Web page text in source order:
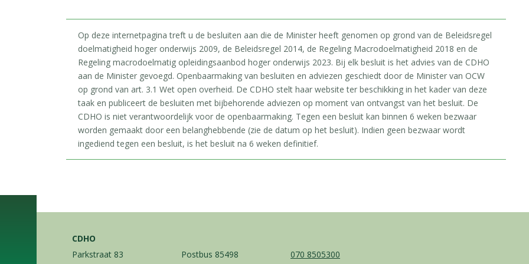
Op deze internetpagina treft u de besluiten aan die de Minister heeft genomen op grond van de Beleidsregel
doelmatigheid hoger onderwijs 2009, de Beleidsregel 2014, de Regeling Macrodoelmatigheid 2018 en de
Regeling macrodoelmatig opleidingsaanbod hoger onderwijs 2023. Bij elk besluit is het advies van de CDHO
aan de Minister gevoegd. Openbaarmaking van besluiten en adviezen geschiedt door de Minister van OCW
op grond van art. 3.1 Wet open overheid. De CDHO stelt haar website ter beschikking in het kader van deze
taak en publiceert de besluiten met bijbehorende adviezen op moment van ontvangst van het besluit. De
CDHO is niet verantwoordelijk voor de openbaarmaking. Tegen een besluit kan binnen 6 weken bezwaar
worden gemaakt door een belanghebbende (zie de datum op het besluit). Indien geen bezwaar wordt
ingediend tegen een besluit, is het besluit na 6 weken definitief.
CDHO
Parkstraat 83
Postbus 85498 070 8505300